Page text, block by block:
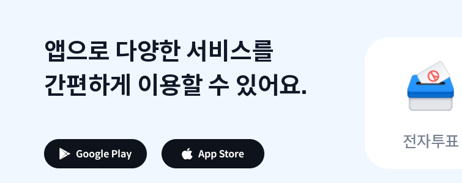
앱으로 다양한 서비스를
간편하게 이용할 수 있어요.
전자투표